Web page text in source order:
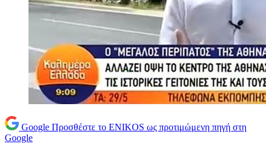
Google Προσθέστε το ENIKOS ως προτιμώμενη πηγή στη
Google